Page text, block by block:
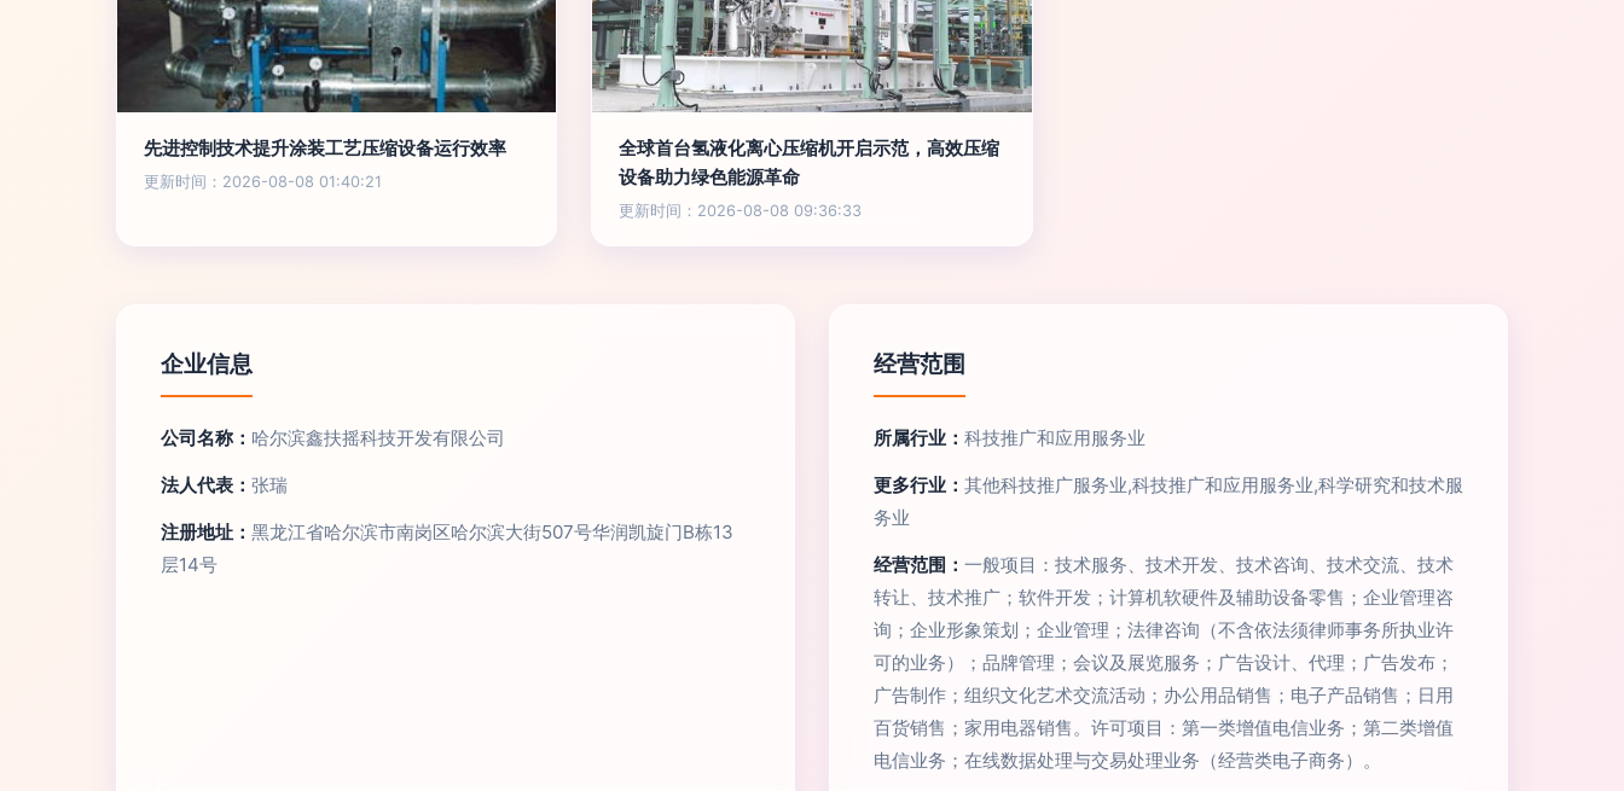
先进控制技术提升涂装工艺压缩设备运行效率
更新时间：2026-08-08 01:40:21
全球首台氢液化离心压缩机开启示范，高效压缩
设备助力绿色能源革命
更新时间：2026-08-08 09:36:33
企业信息
公司名称： 哈尔滨鑫扶摇科技开发有限公司
法人代表： 张瑞
注册地址： 黑龙江省哈尔滨市南岗区哈尔滨大街507号华润凯旋门B栋13
层14号
经营范围
所属行业： 科技推广和应用服务业
更多行业： 其他科技推广服务业,科技推广和应用服务业,科学研究和技术服
务业
经营范围： 一般项目：技术服务、技术开发、技术咨询、技术交流、技术
转让、技术推广；软件开发；计算机软硬件及辅助设备零售；企业管理咨
询；企业形象策划；企业管理；法律咨询（不含依法须律师事务所执业许
可的业务）；品牌管理；会议及展览服务；广告设计、代理；广告发布；
广告制作；组织文化艺术交流活动；办公用品销售；电子产品销售；日用
百货销售；家用电器销售。许可项目：第一类增值电信业务；第二类增值
电信业务；在线数据处理与交易处理业务（经营类电子商务）。